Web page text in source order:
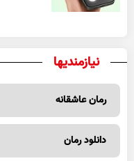
نیازمندیها
رمان عاشقانه
دانلود رمان